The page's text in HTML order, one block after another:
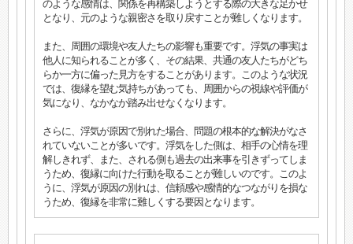
のような感情は、関係を再構築しようとする際の大きな足かせ
となり、元のような親密さを取り戻すことが難しくなります。
また、周囲の環境や友人たちの影響も重要です。浮気の事実は
他人に知られることが多く、その結果、共通の友人たちがどち
らか一方に偏った見方をすることがあります。このような状況
では、復縁を望む気持ちがあっても、周囲からの視線や評価が
気になり、なかなか踏み出せなくなります。
さらに、浮気が原因で別れた場合、問題の根本的な解決がなさ
れていないことが多いです。浮気をした側は、相手の心情を理
解しきれず、また、される側も過去の出来事を引きずってしま
うため、復縁に向けた行動を取ることが難しいのです。このよ
うに、浮気が原因の別れは、信頼感や感情的なつながりを損な
うため、復縁を非常に難しくする要因となります。